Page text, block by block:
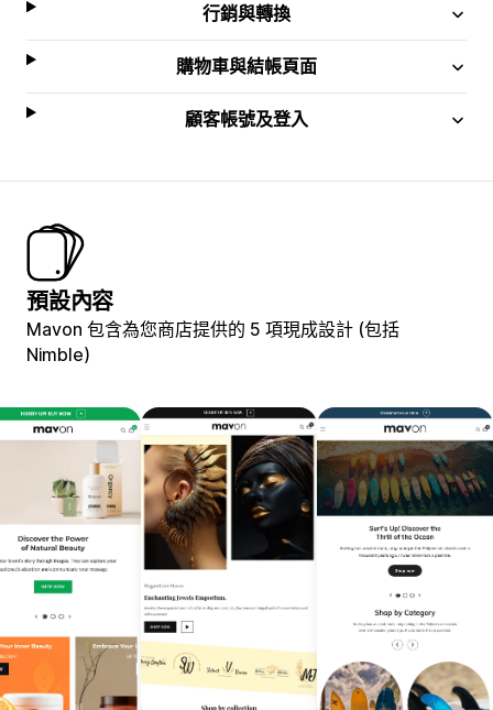
行銷與轉換
購物車與結帳頁面
顧客帳號及登入
預設內容
Mavon 包含為您商店提供的 5 項現成設計 (包括
Nimble)